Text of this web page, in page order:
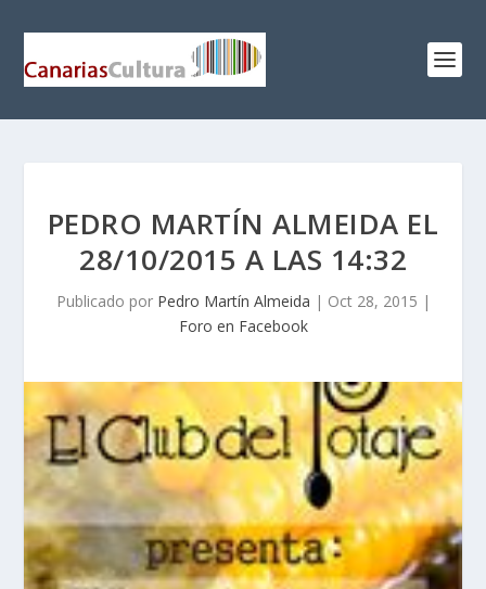
PEDRO MARTÍN ALMEIDA EL
28/10/2015 A LAS 14:32
Publicado por Pedro Martín Almeida | Oct 28, 2015 |
Foro en Facebook